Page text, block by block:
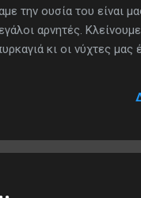
την ουσία του είναι
αρνητές.
κι οι νύχτες